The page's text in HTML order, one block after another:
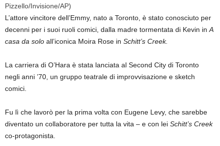
Pizzello/Invisione/AP)
L’attore vincitore dell’Emmy, nato a Toronto, è stato conosciuto per
decenni per i suoi ruoli comici, dalla madre tormentata di Kevin in A
casa da solo all’iconica Moira Rose in Schitt’s Creek.
La carriera di O’Hara è stata lanciata al Second City di Toronto
negli anni ’70, un gruppo teatrale di improvvisazione e sketch
comici.
Fu lì che lavorò per la prima volta con Eugene Levy, che sarebbe
diventato un collaboratore per tutta la vita – e con lei Schitt’s Creek
co-protagonista.